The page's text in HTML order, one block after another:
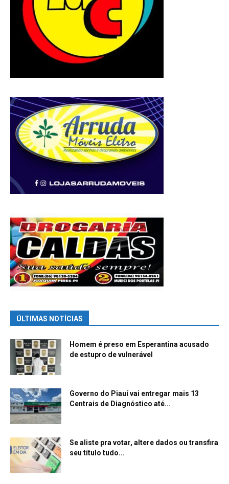
ÚLTIMAS NOTÍCIAS
Homem é preso em Esperantina acusado
de estupro de vulnerável
Governo do Piauí vai entregar mais 13
Centrais de Diagnóstico até...
Se aliste pra votar, altere dados ou transfira
seu título tudo...